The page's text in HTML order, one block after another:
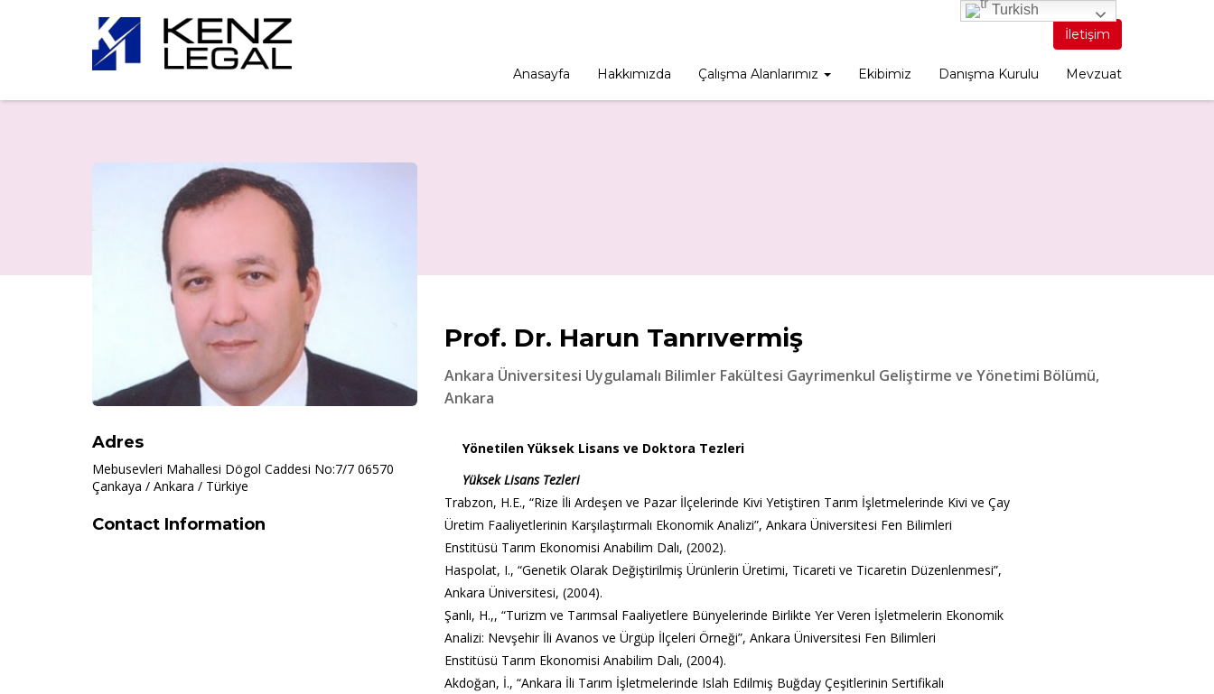
İletişim
Anasayfa Hakkımızda Çalışma Alanlarımız Ekibimiz Danışma Kurulu Mevzuat
Adres
Mebusevleri Mahallesi Dögol Caddesi No:7/7 06570
Çankaya / Ankara / Türkiye
Contact Information
Prof. Dr. Harun Tanrıvermiş
Ankara Üniversitesi Uygulamalı Bilimler Fakültesi Gayrimenkul Geliştirme ve Yönetimi Bölümü,
Ankara
Yönetilen Yüksek Lisans ve Doktora Tezleri
Yüksek Lisans Tezleri
Trabzon, H.E., “Rize İli Ardeşen ve Pazar İlçelerinde Kivi Yetiştiren Tarım İşletmelerinde Kivi ve Çay
Üretim Faaliyetlerinin Karşılaştırmalı Ekonomik Analizi”, Ankara Üniversitesi Fen Bilimleri
Enstitüsü Tarım Ekonomisi Anabilim Dalı, (2002).
Haspolat, I., “Genetik Olarak Değiştirilmiş Ürünlerin Üretimi, Ticareti ve Ticaretin Düzenlenmesi”,
Ankara Üniversitesi, (2004).
Şanlı, H.,, “Turizm ve Tarımsal Faaliyetlere Bünyelerinde Birlikte Yer Veren İşletmelerin Ekonomik
Analizi: Nevşehir İli Avanos ve Ürgüp İlçeleri Örneği”, Ankara Üniversitesi Fen Bilimleri
Enstitüsü Tarım Ekonomisi Anabilim Dalı, (2004).
Akdoğan, İ., “Ankara İli Tarım İşletmelerinde Islah Edilmiş Buğday Çeşitlerinin Sertifikalı
Turkish